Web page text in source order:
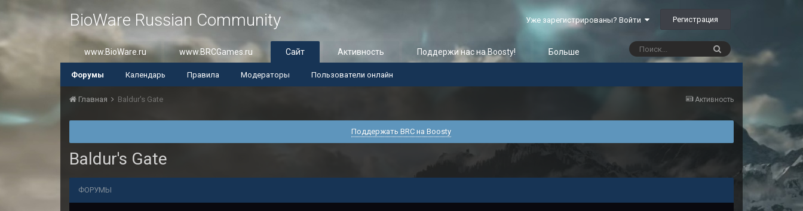
BioWare Russian Community Уже зарегистрированы? Войти Регистрация
www.BioWare.ru www.BRCGames.ru Сайт
Форумы Календарь Правила Модераторы Пользователи онлайн
Активность Поддержи нас на Boosty! Больше
Активность
Главная Baldur's Gate
Поддержать BRC на Boosty
Baldur's Gate
ФОРУМЫ